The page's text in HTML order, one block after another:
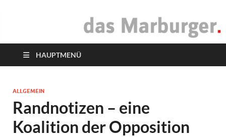
das Marburger.
HAUPTMENÜ
ALLGEMEIN
Randnotizen – eine
Koalition der Opposition